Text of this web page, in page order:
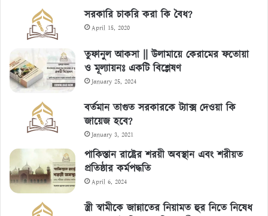
সরকারি চাকরি করা কি বৈধ?
April 15, 2020
তুফানুল আকসা || উলামায়ে কেরামের ফতোয়া
ও মূল্যায়নঃ একটি বিশ্লেষণ
January 25, 2024
বর্তমান তাগুত সরকারকে ট্যাক্স দেওয়া কি
জায়েজ হবে?
January 3, 2021
পাকিস্তান রাষ্ট্রের শরয়ী অবস্থান এবং শরীয়ত
প্রতিষ্ঠার কর্মপদ্ধতি
April 6, 2024
স্ত্রী স্বামীকে জান্নাতের নিয়ামত হুর নিতে নিষেধ